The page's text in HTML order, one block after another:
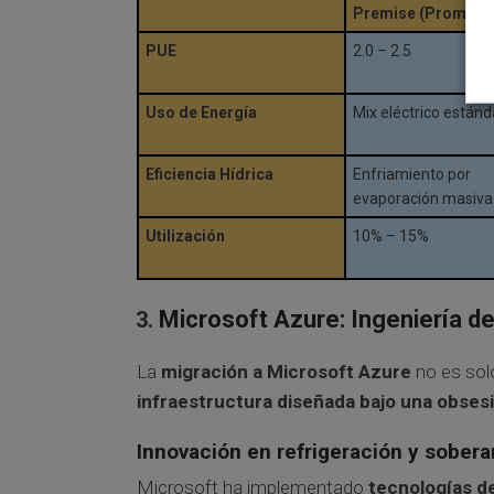
Premise
PUE 2.0 – 2.5
Uso de Energía Mix eléctrico
Eficiencia Hídrica
Enfriamiento por
evaporación masiva
Utilización 10% – 15%
Microsoft Azure: Ingeniería
La migración a Microsoft Azure no es
infraestructura diseñada bajo una
Innovación en refrigeración y
Microsoft ha implementado tecnologías